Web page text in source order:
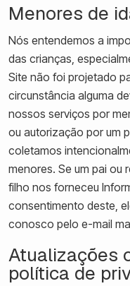
Menores de
Nós entendemos a
das crianças,
Site não foi projetado
circunstância alguma
nossos serviços por
ou autorização por um
coletamos
menores. Se um pai ou
filho nos forneceu
consentimento deste,
conosco pelo e-mail
Atualizações
política de